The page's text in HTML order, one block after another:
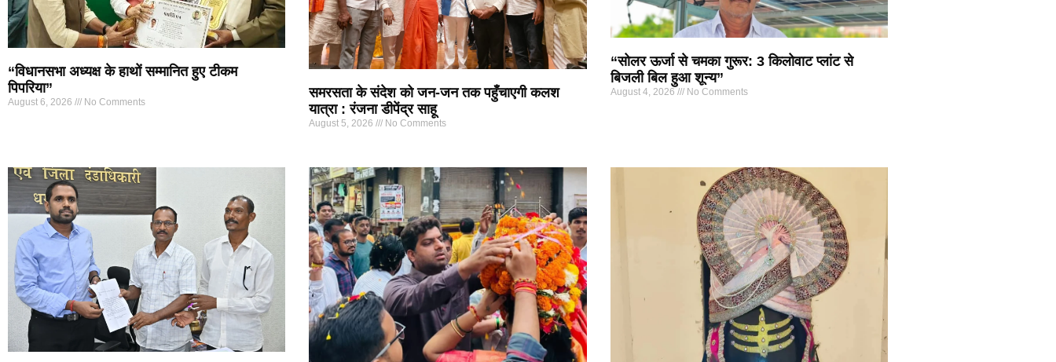
“विधानसभा अध्यक्ष के हाथों सम्मानित हुए टीकम
पिपरिया”
August 6, 2026 No Comments
समरसता के संदेश को जन-जन तक पहुँचाएगी कलश
यात्रा : रंजना डीपेंद्र साहू
August 5, 2026 No Comments
“सोलर ऊर्जा से चमका गुरूर: 3 किलोवाट प्लांट से
बिजली बिल हुआ शून्य”
August 4, 2026 No Comments